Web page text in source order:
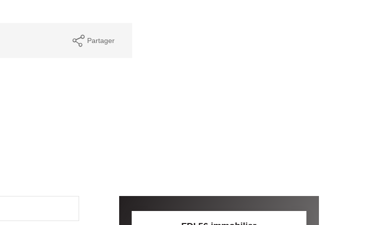
Partager